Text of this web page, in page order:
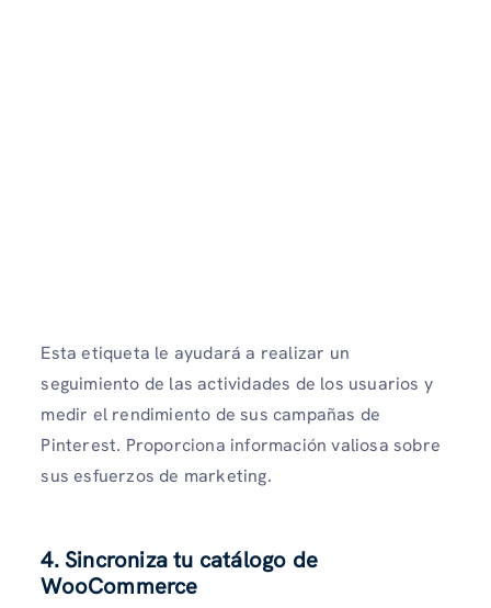
Esta etiqueta le ayudará a realizar un
seguimiento de las actividades de los usuarios y
medir el rendimiento de sus campañas de
Pinterest. Proporciona información valiosa sobre
sus esfuerzos de marketing.
4. Sincroniza tu catálogo de
WooCommerce